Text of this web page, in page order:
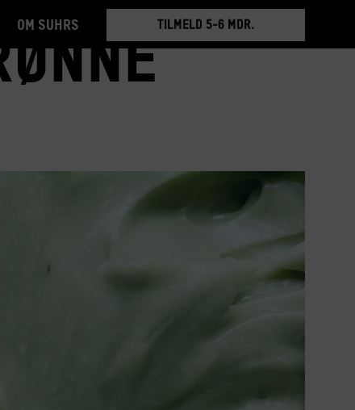
Om Suhrs
BOOK RUNDVISNING
TILMELD 5-6 MDR.
BOOK RUNDVISNING